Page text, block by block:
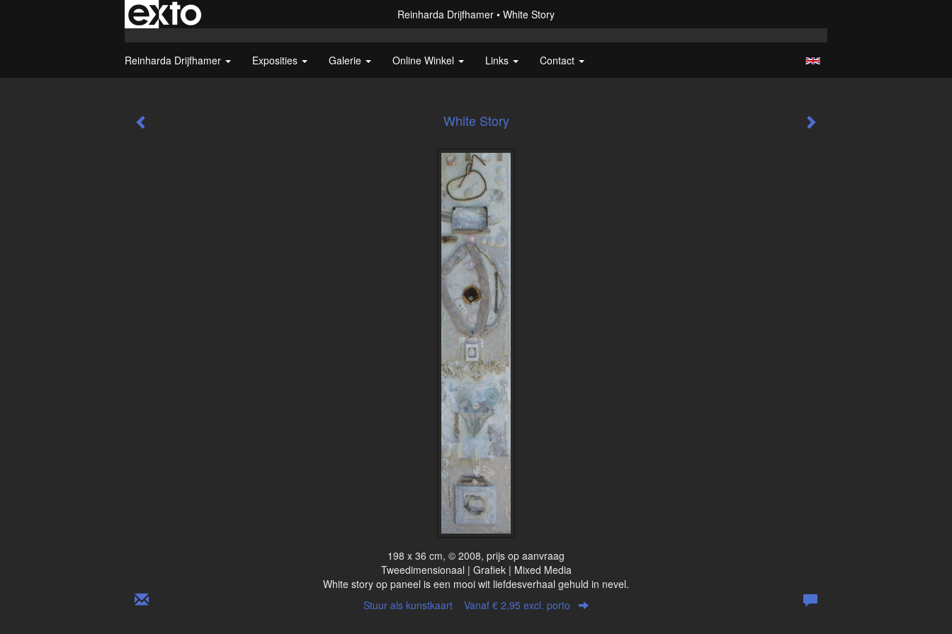
Reinharda Drijfhamer White Story
Reinharda Drijfhamer Exposities Galerie Online Winkel Links Contact
White Story
198 x 36 cm, © 2008, prijs op aanvraag
Tweedimensionaal | Grafiek | Mixed Media
White story op paneel is een mooi wit liefdesverhaal gehuld in nevel.
Stuur als kunstkaart Vanaf € 2,95 excl. porto